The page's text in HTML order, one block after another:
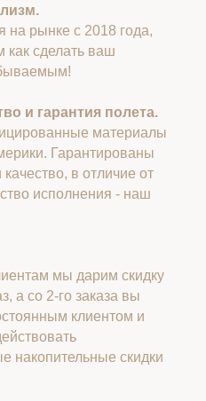
на рынке с 2018 года,
как сделать ваш
и гарантия полета.
материалы
Гарантированы
качество, в отличие от
исполнения - наш
мы дарим скидку
а со 2-го заказа вы
клиентом и
накопительные скидки